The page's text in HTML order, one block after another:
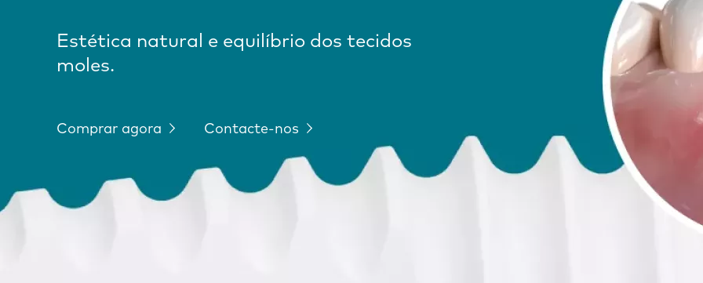
Estética natural e equilíbrio dos tecidos
moles.
Comprar agora Contacte-nos